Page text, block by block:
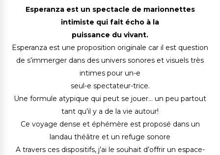
Esperanza est un spectacle de marionnettes
intimiste qui fait écho à la
puissance du vivant.
Esperanza est une proposition originale car il est question
de s’immerger dans des univers sonores et visuels très
intimes pour un-e
seul-e spectateur-trice.
Une formule atypique qui peut se jouer… un peu partout
tant qu’il y a de la vie autour!
Ce voyage dense et éphémère est proposé dans un
landau théâtre et un refuge sonore
A travers ces dispositifs, j’ai le souhait d’offrir un espace-